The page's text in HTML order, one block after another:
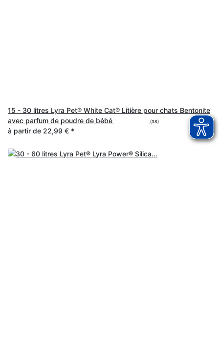
15 - 30 litres Lyra Pet® White Cat® Litière pour chats Bentonite
avec parfum de poudre de bébé
(38)
à partir de 22,99 € *